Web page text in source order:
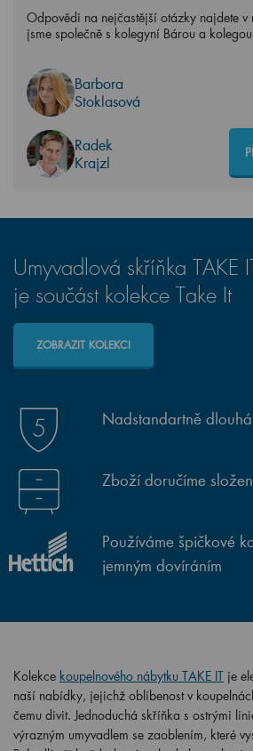
Odpovědi na nejčastější otázky najdete v
jsme společně s kolegyní Bárou a
Barbora
Stoklasová
Radek
Krajzl
Umyvadlová skříňka TAKE
je součást kolekce Take It
ZOBRAZIT KOLEKCI
Nadstandartně
Zboží doručíme
Používáme špičkové
jemným dovíráním
Kolekce koupelnového nábytku TAKE IT je
naší nabídky, jejichž oblíbenost v
čemu divit. Jednoduchá skříňka s ostrými
výrazným umyvadlem se zaoblením, které